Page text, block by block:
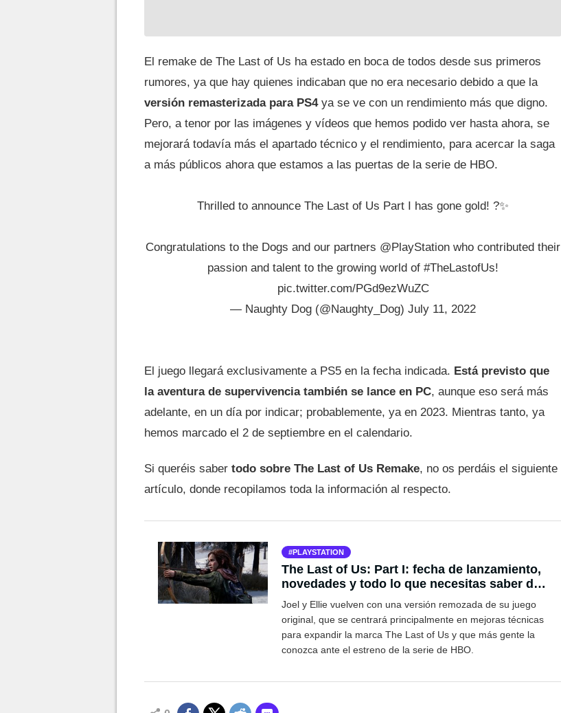
El remake de The Last of Us ha estado en boca de todos desde sus primeros
rumores, ya que hay quienes indicaban que no era necesario debido a que la
versión remasterizada para PS4ya se ve con un rendimiento más que digno.
Pero, a tenor por las imágenes y vídeos que hemos podido ver hasta ahora, se
mejorará todavía más el apartado técnico y el rendimiento, para acercar la saga
a más públicos ahora que estamos a las puertas de la serie de HBO.
Thrilled to announce The Last of Us Part I has gone gold! ?✨
Congratulations to the Dogs and our partners @PlayStation who contributed their
passion and talent to the growing world of #TheLastofUs!
pic.twitter.com/PGd9ezWuZC
— Naughty Dog (@Naughty_Dog) July 11, 2022
El juego llegará exclusivamente a PS5 en la fecha indicada. Está previsto que
la aventura de supervivencia también se lance en PC, aunque eso será más
adelante, en un día por indicar; probablemente, ya en 2023. Mientras tanto, ya
hemos marcado el 2 de septiembre en el calendario.
Si queréis saber todo sobre The Last of Us Remake, no os perdáis el siguiente
artículo, donde recopilamos toda la información al respecto.
PLAYSTATION
The Last of Us: Part I: fecha de lanzamiento,
novedades y todo lo que necesitas saber del
remake
Joel y Ellie vuelven con una versión remozada de su juego
original, que se centrará principalmente en mejoras técnicas
para expandir la marca The Last of Us y que más gente la
conozca ante el estreno de la serie de HBO.